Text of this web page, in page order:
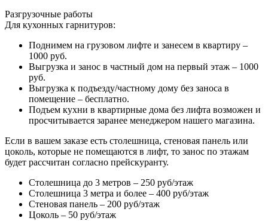
Разгрузочные работы
Для кухонных гарнитуров:
Поднимем на грузовом лифте и занесем в квартиру –
1000 руб.
Выгрузка и занос в частный дом на первый этаж – 1000
руб.
Выгрузка к подъезду/частному дому без заноса в
помещение – бесплатно.
Подъем кухни в квартирные дома без лифта возможен и
просчитывается заранее менеджером нашего магазина.
Если в вашем заказе есть столешница, стеновая панель или
цоколь, которые не помещаются в лифт, то занос по этажам
будет рассчитан согласно прейскуранту.
Столешница до 3 метров – 250 руб/этаж
Столешница 3 метра и более – 400 руб/этаж
Стеновая панель – 200 руб/этаж
Цоколь – 50 руб/этаж